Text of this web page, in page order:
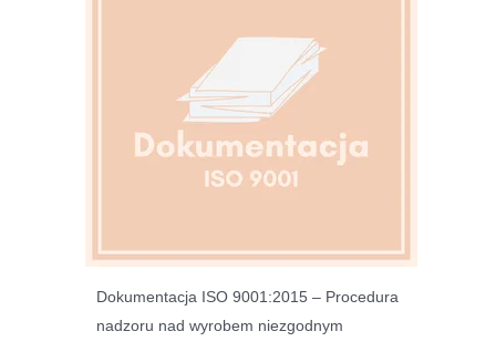
Dokumentacja ISO 9001:2015 – Procedura
nadzoru nad wyrobem niezgodnym